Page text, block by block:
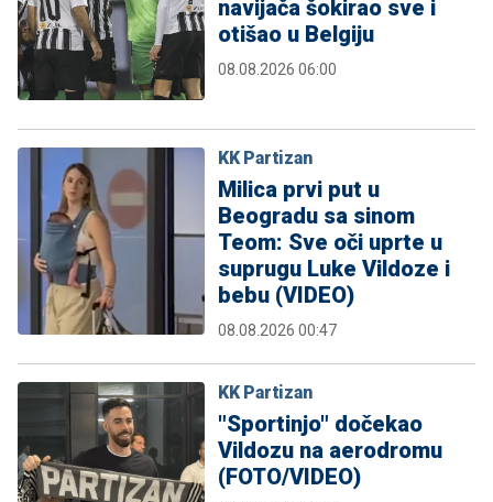
navijača šokirao sve i
otišao u Belgiju
08.08.2026 06:00
KK Partizan
Milica prvi put u
Beogradu sa sinom
Teom: Sve oči uprte u
suprugu Luke Vildoze i
bebu (VIDEO)
08.08.2026 00:47
KK Partizan
"Sportinjo" dočekao
Vildozu na aerodromu
(FOTO/VIDEO)